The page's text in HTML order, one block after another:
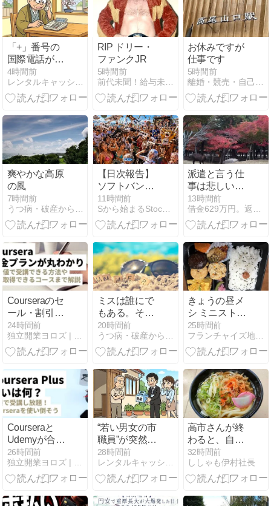
「+」番号の
国際電話が詐
欺に?「+1」
「+91」どこ
の国からの電
特殊詐欺、怪
しい国際電話
を防ぐ対策は
4時間前
レンタルキャッシュ 個人間融資 融資掲示板
RIP ドリー・
ファンクJR
5時間前
前代未聞！給与未払日記
お休みですが
仕事です
5時間前
離婚・競売・自己破産した。それが何か？
爽やかな高原
の風
7時間前
うつ病・破産から立ち直る男
【日次報告】
ソフトバンク
G+13.96%の
主役交代劇｜
S株45銘柄 8/5
11時間前
Sから始まるStock日記
派遣と言う仕
事は悲しい
ね。また仕事
がなくなりそ
うです。
13時間前
借金629万円。返済までの道のり
Courseraのセ
ール・割引は
いつ？学割は
ある？最安で
受講する方法
年最新】
24時間前
独立開業ヨロズ | スモールビジネスの加速を支援
ミスは誰にで
もある。その
後の対応が大
事
20時間前
うつ病・破産から立ち直る男
きょうの昼メ
シ ミニストッ
プの幕の内弁
当♪
25時間前
フランチャイズ地獄からの脱出
Courseraと
Udemyが合
併！受講中の
講座・Plus・
買い切り講座
影響と今後を
26時間前
独立開業ヨロズ | スモールビジネスの加速を支援
“若い男女の市
職員”が突然家
に来て「熊本
地震への募金
して」→不審
ですか?」と
28時間前
レンタルキャッシュ 個人間融資 融資掲示板
高市さんが終
わると、自民
党は終わる
ぞ！
32時間前
ししゃも伊村社長